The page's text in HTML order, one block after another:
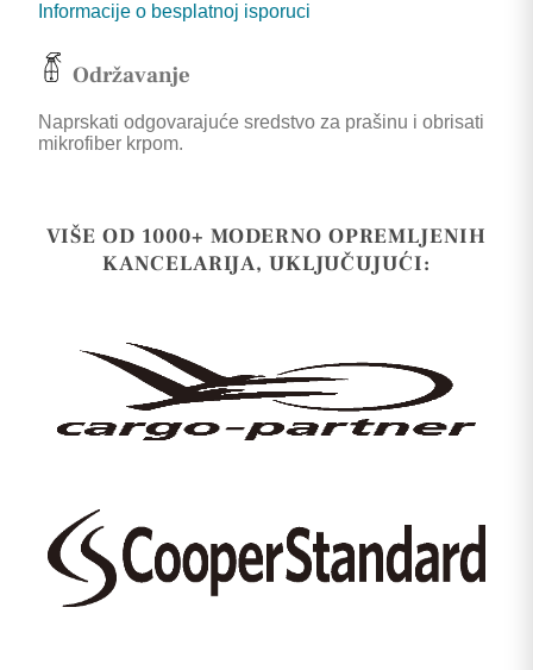
Informacije o besplatnoj isporuci
Održavanje
Naprskati odgovarajuće sredstvo za prašinu i obrisati
mikrofiber krpom.
VIŠE OD 1000+ MODERNO OPREMLJENIH
KANCELARIJA, UKLJUČUJUĆI: